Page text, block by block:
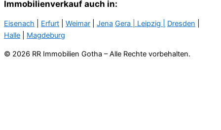
Immobilienverkauf auch in:
Eisenach Erfurt Weimar Jena Gera | Leipzig | Dresden
Halle
Magdeburg
© 2026 RR Immobilien Gotha – Alle Rechte vorbehalten.